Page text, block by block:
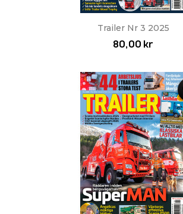
Trailer Nr 3 2025
80,00 kr